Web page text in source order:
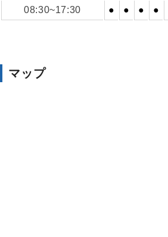
08:30~17:30 ● ● ● ●
マップ